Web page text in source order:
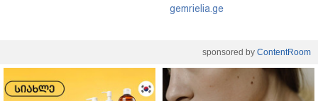
gemrielia.ge
sponsored by ContentRoom